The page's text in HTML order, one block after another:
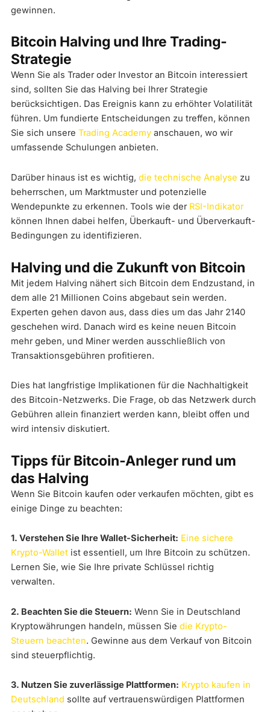
gewinnen.
Bitcoin Halving und Ihre Trading-
Strategie
Wenn Sie als Trader oder Investor an Bitcoin interessiert
sind, sollten Sie das Halving bei Ihrer Strategie
berücksichtigen. Das Ereignis kann zu erhöhter Volatilität
führen. Um fundierte Entscheidungen zu treffen, können
Sie sich unsere Trading Academyanschauen, wo wir
umfassende Schulungen anbieten.
Darüber hinaus ist es wichtig, die technische Analyse zu
beherrschen, um Marktmuster und potenzielle
Wendepunkte zu erkennen. Tools wie der RSI-Indikator
können Ihnen dabei helfen, Überkauft- und Überverkauft-
Bedingungen zu identifizieren.
Halving und die Zukunft von Bitcoin
Mit jedem Halving nähert sich Bitcoin dem Endzustand, in
dem alle 21 Millionen Coins abgebaut sein werden.
Experten gehen davon aus, dass dies um das Jahr 2140
geschehen wird. Danach wird es keine neuen Bitcoin
mehr geben, und Miner werden ausschließlich von
Transaktionsgebühren profitieren.
Dies hat langfristige Implikationen für die Nachhaltigkeit
des Bitcoin-Netzwerks. Die Frage, ob das Netzwerk durch
Gebühren allein finanziert werden kann, bleibt offen und
wird intensiv diskutiert.
Tipps für Bitcoin-Anleger rund um
das Halving
Wenn Sie Bitcoin kaufen oder verkaufen möchten, gibt es
einige Dinge zu beachten:
1. Verstehen Sie Ihre Wallet-Sicherheit: Eine sichere
Krypto-Walletist essentiell, um Ihre Bitcoin zu schützen.
Lernen Sie, wie Sie Ihre private Schlüssel richtig
verwalten.
2. Beachten Sie die Steuern: Wenn Sie in Deutschland
Kryptowährungen handeln, müssen Sie die Krypto-
Steuern beachten. Gewinne aus dem Verkauf von Bitcoin
sind steuerpflichtig.
3. Nutzen Sie zuverlässige Plattformen: Krypto kaufen in
Deutschland sollte auf vertrauenswürdigen Plattformen